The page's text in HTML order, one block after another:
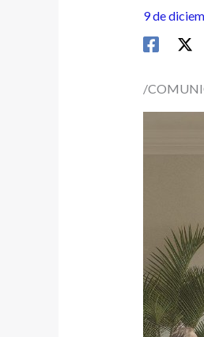
9 de
/